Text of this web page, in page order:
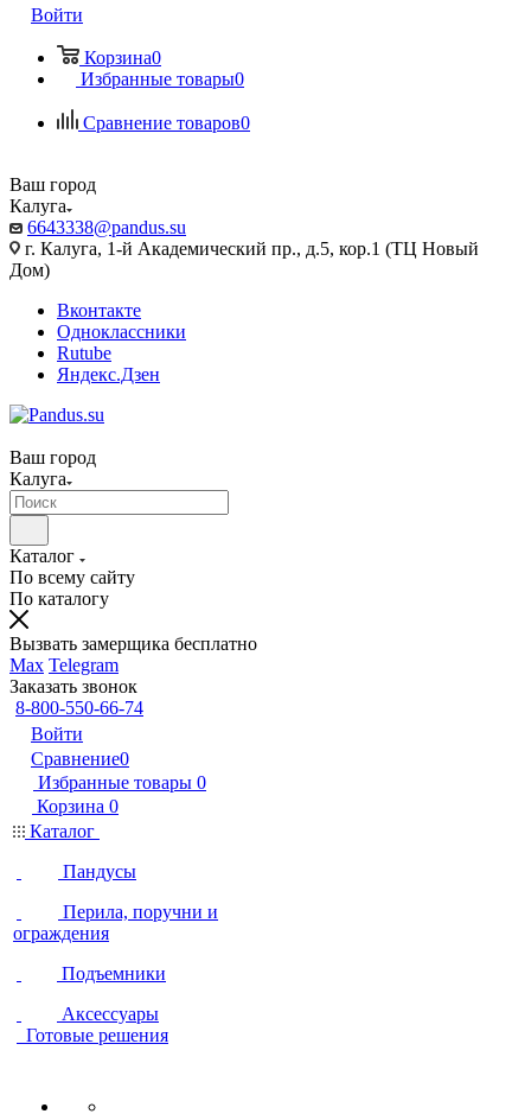
Войти
Корзина0
Избранные товары0
Сравнение товаров0
Ваш город
Калуга
6643338@pandus.su
г. Калуга, 1-й Академический пр., д.5, кор.1 (ТЦ Новый
Дом)
Вконтакте
Одноклассники
Rutube
Яндекс.Дзен
Ваш город
Калуга
Каталог
По всему сайту
По каталогу
Вызвать замерщика бесплатно
Max Telegram
Заказать звонок
8-800-550-66-74
Войти
Сравнение0
Избранные товары 0
Корзина 0
Каталог
Пандусы
Перила, поручни и
ограждения
Подъемники
Аксессуары
Готовые решения